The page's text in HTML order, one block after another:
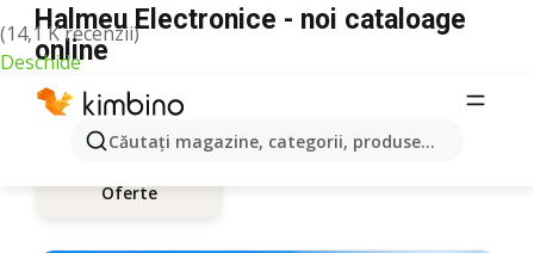
(14,1 K recenzii)
Deschide
Căutaţi magazine, categorii, produse...
Halmeu Electronice - noi cataloage
online
Oferte